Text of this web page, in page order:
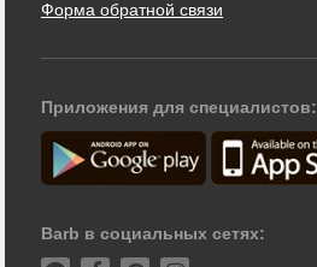
Форма обратной связи
Приложения для специалистов:
Barb в социальных сетях: